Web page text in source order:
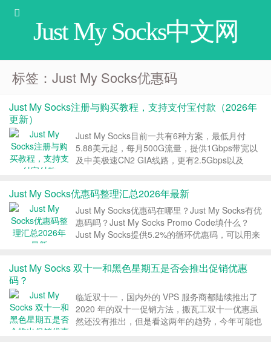
Just My Socks中文网
标签：Just My Socks优惠码
Just My Socks注册与购买教程，支持支付宝付款（2026年
更新）
Just My Socks目前一共有6种方案，最低月付
5.88美元起，每月500G流量，提供1Gbps带宽以
及中美极速CN2 GIA线路，更有2.5Gbps以及
Socks...
Just My Socks优惠码整理汇总2026年最新
Just My Socks优惠码在哪里？Just My Socks有优
惠码吗？Just My Socks Promo Code填什么？
Just My Socks提供5.2%的循环优惠码，可以用来
Just My Socks 双十一和黑色星期五是否会推出促销优惠
码？
临近双十一，国内外的 VPS 服务商都陆续推出了
2020 年的双十一促销方法，搬瓦工双十一优惠虽
然还没有推出，但是看这两年的趋势，今年可能也